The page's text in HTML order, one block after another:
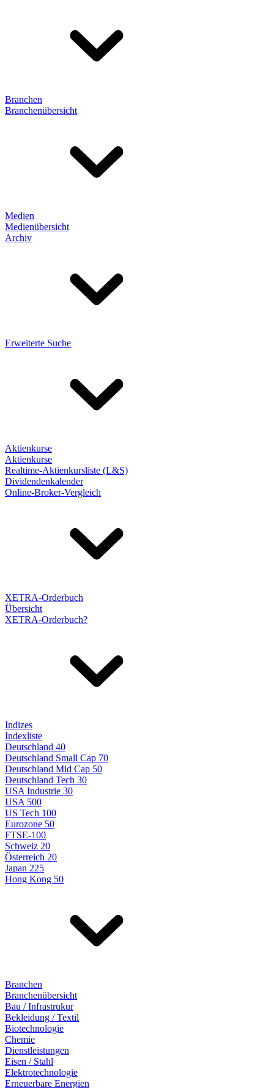
Branchen
Branchenübersicht
Medien
Medienübersicht
Archiv
Erweiterte Suche
Aktienkurse
Aktienkurse
Realtime-Aktienkursliste (L&S)
Dividendenkalender
Online-Broker-Vergleich
XETRA-Orderbuch
Übersicht
XETRA-Orderbuch?
Indizes
Indexliste
Deutschland 40
Deutschland Small Cap 70
Deutschland Mid Cap 50
Deutschland Tech 30
USA Industrie 30
USA 500
US Tech 100
Eurozone 50
FTSE-100
Schweiz 20
Österreich 20
Japan 225
Hong Kong 50
Branchen
Branchenübersicht
Bau / Infrastrukur
Bekleidung / Textil
Biotechnologie
Chemie
Dienstleistungen
Eisen / Stahl
Elektrotechnologie
Erneuerbare Energien